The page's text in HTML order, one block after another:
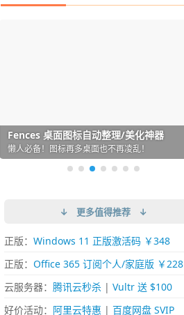
IDM 必备的下载神器
超强的 Windows 平台下载工具
Listary 6 Pro 搜索神器
用过回不去！大幅提高 Windows 文件搜索效率
Fences 桌面图标自动整理/美化神器
懒人必备！图标再多桌面也不再凌乱！
Parallels Desktop 虚拟机
在 Mac 上流畅运行 Windows (支持 M 芯片)
Downie 下载网络视频的神器 (Mac)
一键下视频，超简单好用！谁用谁知道
Typora - 极简好用的 Markdown 编辑器
颠覆写作体验！跨平台支持 Win / Mac
↓ 更多值得推荐 ↓
正版： Windows 11 正版激活码 ￥348
正版： Office 365 订阅个人/家庭版 ￥228
云服务器： 腾讯云秒杀| Vultr 送 $100
好价活动： 阿里云特惠 | 百度网盘 SVIP